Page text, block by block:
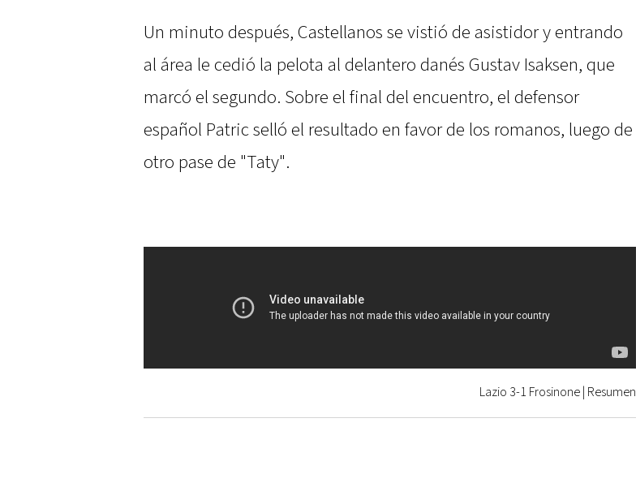
Un minuto después, Castellanos se vistió de asistidor y entrando
al área le cedió la pelota al delantero danés Gustav Isaksen, que
marcó el segundo. Sobre el final del encuentro, el defensor
español Patric selló el resultado en favor de los romanos, luego de
otro pase de "Taty".
Lazio 3-1 Frosinone | Resumen